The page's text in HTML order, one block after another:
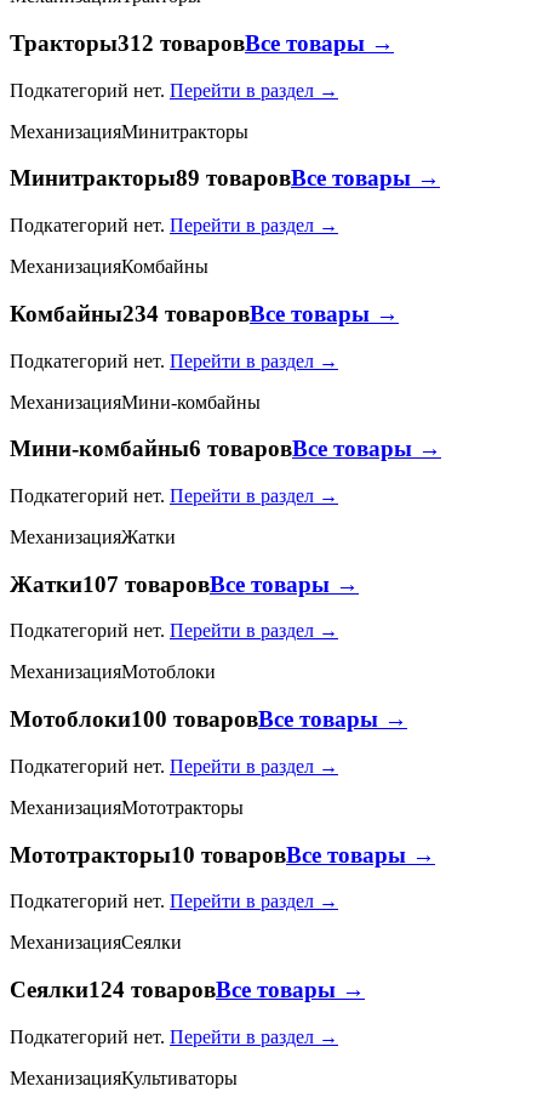
Тракторы312 товаровВсе товары →
Подкатегорий нет. Перейти в раздел →
МеханизацияМинитракторы
Минитракторы89 товаровВсе товары →
Подкатегорий нет. Перейти в раздел →
МеханизацияКомбайны
Комбайны234 товаровВсе товары →
Подкатегорий нет. Перейти в раздел →
МеханизацияМини-комбайны
Мини-комбайны6 товаровВсе товары →
Подкатегорий нет. Перейти в раздел →
МеханизацияЖатки
Жатки107 товаровВсе товары →
Подкатегорий нет. Перейти в раздел →
МеханизацияМотоблоки
Мотоблоки100 товаровВсе товары →
Подкатегорий нет. Перейти в раздел →
МеханизацияМототракторы
Мототракторы10 товаровВсе товары →
Подкатегорий нет. Перейти в раздел →
МеханизацияСеялки
Сеялки124 товаровВсе товары →
Подкатегорий нет. Перейти в раздел →
МеханизацияКультиваторы